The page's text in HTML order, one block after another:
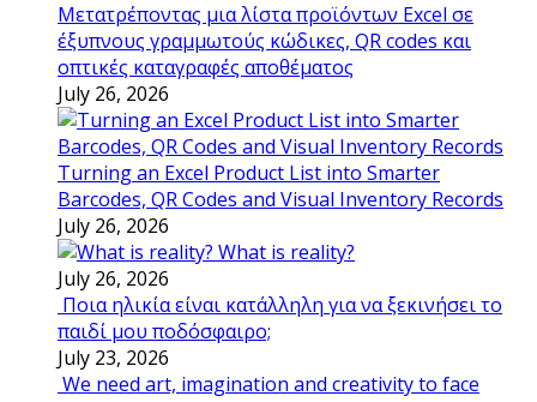
Μετατρέποντας μια λίστα προϊόντων Excel σε
έξυπνους γραμμωτούς κώδικες, QR codes και
οπτικές καταγραφές αποθέματος
July 26, 2026
Turning an Excel Product List into Smarter
Barcodes, QR Codes and Visual Inventory Records
July 26, 2026
What is reality?
July 26, 2026
Ποια ηλικία είναι κατάλληλη για να ξεκινήσει το
παιδί μου ποδόσφαιρο;
July 23, 2026
We need art, imagination and creativity to face